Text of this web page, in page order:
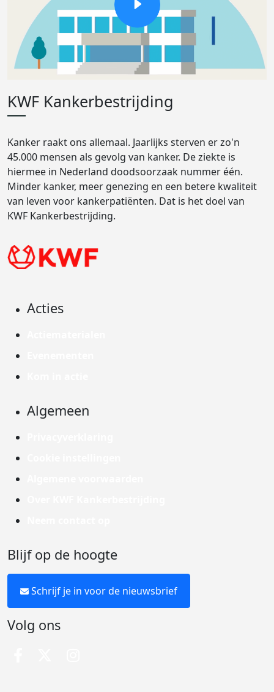
KWF Kankerbestrijding
Kanker raakt ons allemaal. Jaarlijks sterven er zo'n
45.000 mensen als gevolg van kanker. De ziekte is
hiermee in Nederland doodsoorzaak nummer één.
Minder kanker, meer genezing en een betere kwaliteit
van leven voor kankerpatiënten. Dat is het doel van
KWF Kankerbestrijding.
Acties
Algemeen
Blijf op de hoogte
Schrijf je in voor de nieuwsbrief
Volg ons